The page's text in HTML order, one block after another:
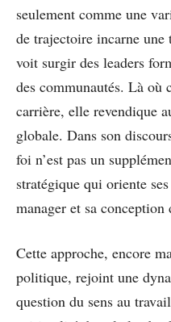
seulement comme une
de trajectoire incarne
voit surgir des leaders
des communautés. Là où
carrière, elle revendique
globale. Dans son
foi n’est pas un
stratégique qui oriente
manager et sa conception
Cette approche, encore
politique, rejoint une
question du sens au